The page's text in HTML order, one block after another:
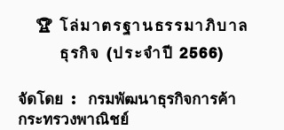
🏆 โล่มาตรฐานธรรมาภิบาล
ธุรกิจ (ประจำปี 2566)
จัดโดย : กรมพัฒนาธุรกิจการค้า
กระทรวงพาณิชย์